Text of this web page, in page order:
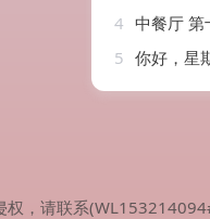
4 中餐厅 第
5 你好，星
，请联系